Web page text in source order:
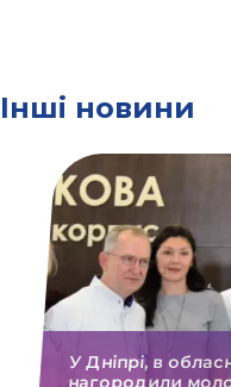
Інші новини
У Дніпрі, в
нагородили